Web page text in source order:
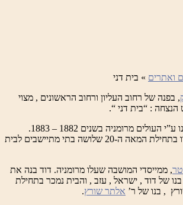
ואתרים » בית דני
, בפנה של רחוב העליון ורחוב הראשונים , מצוי
הנצחה : “בית דני “.
זהו אחד מהבתים שנבנו ע”י העולים מרומניה בשנים 1882 – 1883.
במבנה המשוחזר אוחדו בתחילת המאה ה-20 שלושה בתי מתיישבים לבית
, ממייסדי המושבה שעלו מרומניה. דוד בנה את
של דוד , ישראל , עזב , והבית נמכר בתחילת
אלתר שורץ.